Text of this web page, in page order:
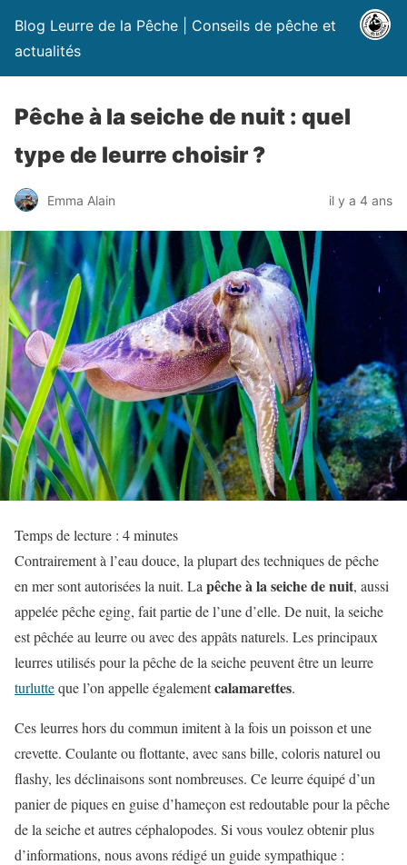
Blog Leurre de la Pêche | Conseils de pêche et
actualités
Pêche à la seiche de nuit : quel
type de leurre choisir ?
Emma Alain il y a 4 ans
Temps de lecture : 4minutes
Contrairement à l’eau douce, la plupart des techniques de pêche
en mer sont autorisées la nuit. La pêche à la seichede nuit, aussi
appelée pêche eging, fait partie de l’une d’elle. De nuit, la seiche
est pêchée au leurre ou avec des appâts naturels. Les principaux
leurres utilisés pour la pêche de la seiche peuvent être un leurre
turlutteque l’on appelle égalementcalamarettes.
Ces leurres hors du commun imitent à la fois un poisson et une
crevette. Coulante ou flottante, avec sans bille, coloris naturel ou
flashy, les déclinaisons sont nombreuses. Ce leurre équipé d’un
panier de piques en guise d’hameçon est redoutable pour la pêche
de la seiche et autres céphalopodes. Si vous voulez obtenir plus
d’informations, nous avons rédigé un guide sympathique :